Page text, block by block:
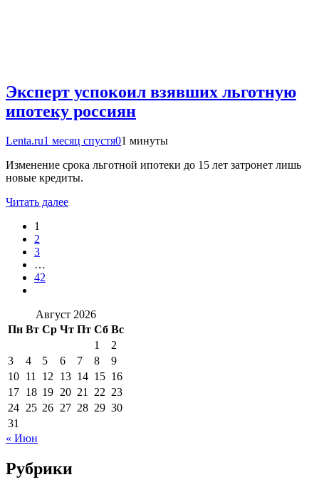
Эксперт успокоил взявших льготную
ипотеку россиян
Lenta.ru1 месяц спустя01 минуты
Изменение срока льготной ипотеки до 15 лет затронет лишь
новые кредиты.
Читать далее
1
2
3
…
42
Август 2026
Пн Вт Ср Чт Пт Сб Вс
1
2
3
4 5 6 7 8
9
10 11 12 13 14 15 16
17 18 19 20 21 22 23
24 25 26 27 28 29 30
31
« Июн
Рубрики